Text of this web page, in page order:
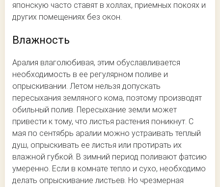
японскую часто ставят в холлах, приемных покоях и
других помещениях без окон.
Влажность
Аралия влаголюбивая, этим обуславливается
необходимость в ее регулярном поливе и
опрыскивании. Летом нельзя допускать
пересыхания земляного кома, поэтому производят
обильный полив. Пересыхание земли может
привести к тому, что листья растения поникнут. С
мая по сентябрь аралии можно устраивать теплый
душ, опрыскивать ее листья или протирать их
влажной губкой. В зимний период поливают фатсию
умеренно. Если в комнате тепло и сухо, необходимо
делать опрыскивание листьев. Но чрезмерная